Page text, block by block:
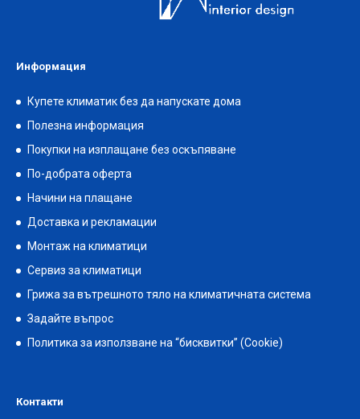
Информация
Купете климатик без да напускате дома
Полезна информация
Покупки на изплащане без оскъпяване
По-добрата оферта
Начини на плащане
Доставка и рекламации
Монтаж на климатици
Сервиз за климатици
Грижа за вътрешното тяло на климатичната система
Задайте въпрос
Политика за използване на “бисквитки” (Cookie)
Контакти